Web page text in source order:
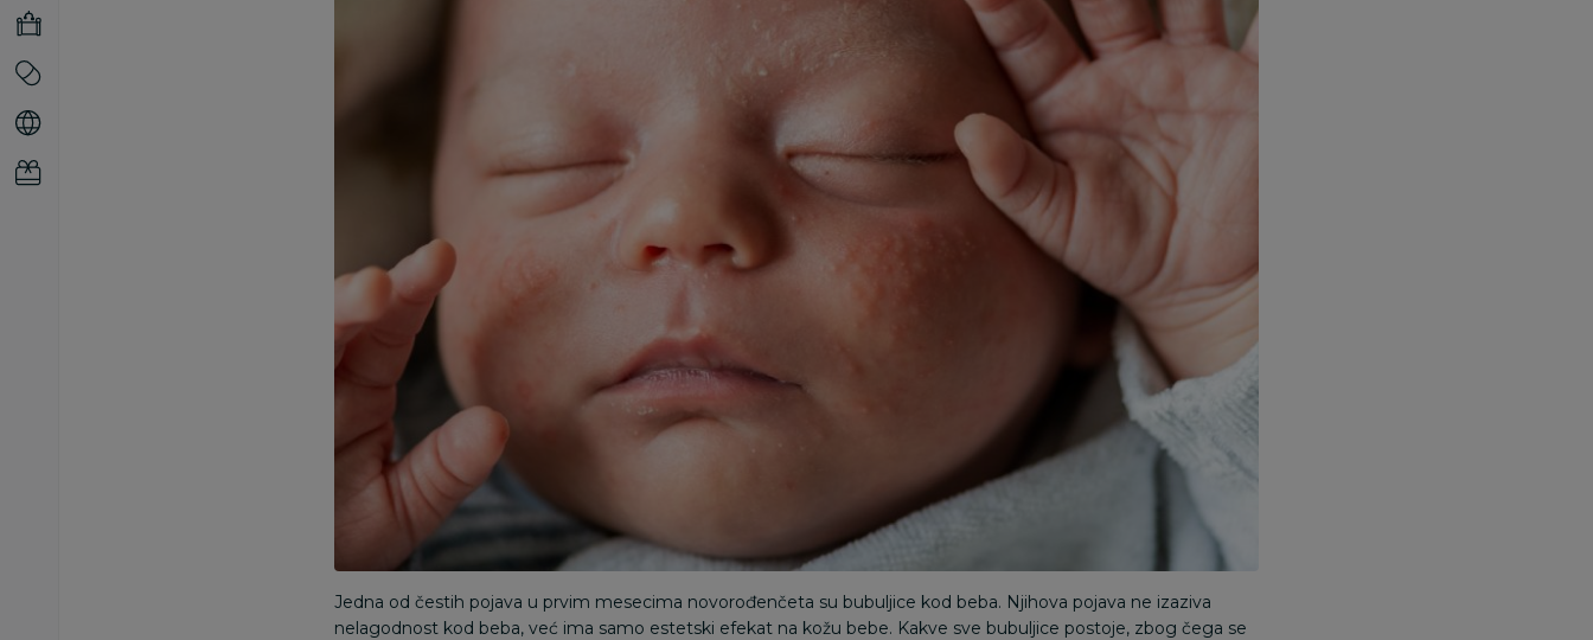
Jedna od čestih pojava u prvim mesecima novorođenčeta su bubuljice kod beba. Njihova pojava ne izaziva
nelagodnost kod beba, već ima samo estetski efekat na kožu bebe. Kakve sve bubuljice postoje, zbog čega se